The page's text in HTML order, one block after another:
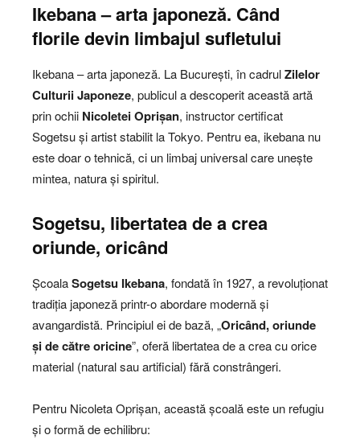
Ikebana – arta japoneză. Când
florile devin limbajul sufletului
Ikebana – arta japoneză. La București, în cadrulZilelor
Culturii Japoneze, publicul a descoperit această artă
prin ochii Nicoletei Oprișan, instructor certificat
Sogetsu și artist stabilit la Tokyo. Pentru ea, ikebana nu
este doar o tehnică, ci un limbaj universal care unește
mintea, natura și spiritul.
Sogetsu, libertatea de a crea
oriunde, oricând
ȘcoalaSogetsu Ikebana, fondată în 1927, a revoluționat
tradiția japoneză printr-o abordare modernă și
avangardistă. Principiul ei de bază, „Oricând, oriunde
și de către oricine”, oferă libertatea de a crea cu orice
material (natural sau artificial) fără constrângeri.
Pentru Nicoleta Oprișan, această școală este un refugiu
și o formă de echilibru: